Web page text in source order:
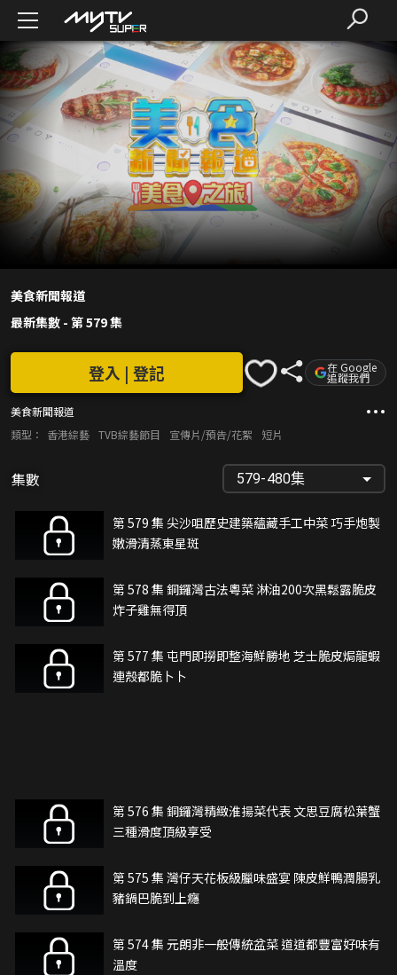
美食新聞報道
最新集數 - 第 579 集
美食新聞報道
登入 | 登記 在 Google
追蹤我們
類型： 香港綜藝 TVB綜藝節目 宣傳片/預告/花絮 短片
集數 579-480集
第 579 集 尖沙咀歷史建築蘊藏手工中菜 巧手炮製
嫩滑清蒸東星斑
第 578 集 銅鑼灣古法粵菜 淋油200次黑鬆露脆皮
炸子雞無得頂
第 577 集 屯門即撈即整海鮮勝地 芝士脆皮焗龍蝦
連殼都脆卜卜
第 576 集 銅鑼灣精緻淮揚菜代表 文思豆腐松葉蟹
三種滑度頂級享受
第 575 集 灣仔天花板級臘味盛宴 陳皮鮮鴨潤腸乳
豬鍋巴脆到上癮
第 574 集 元朗非一般傳統盆菜 道道都豐富好味有
溫度